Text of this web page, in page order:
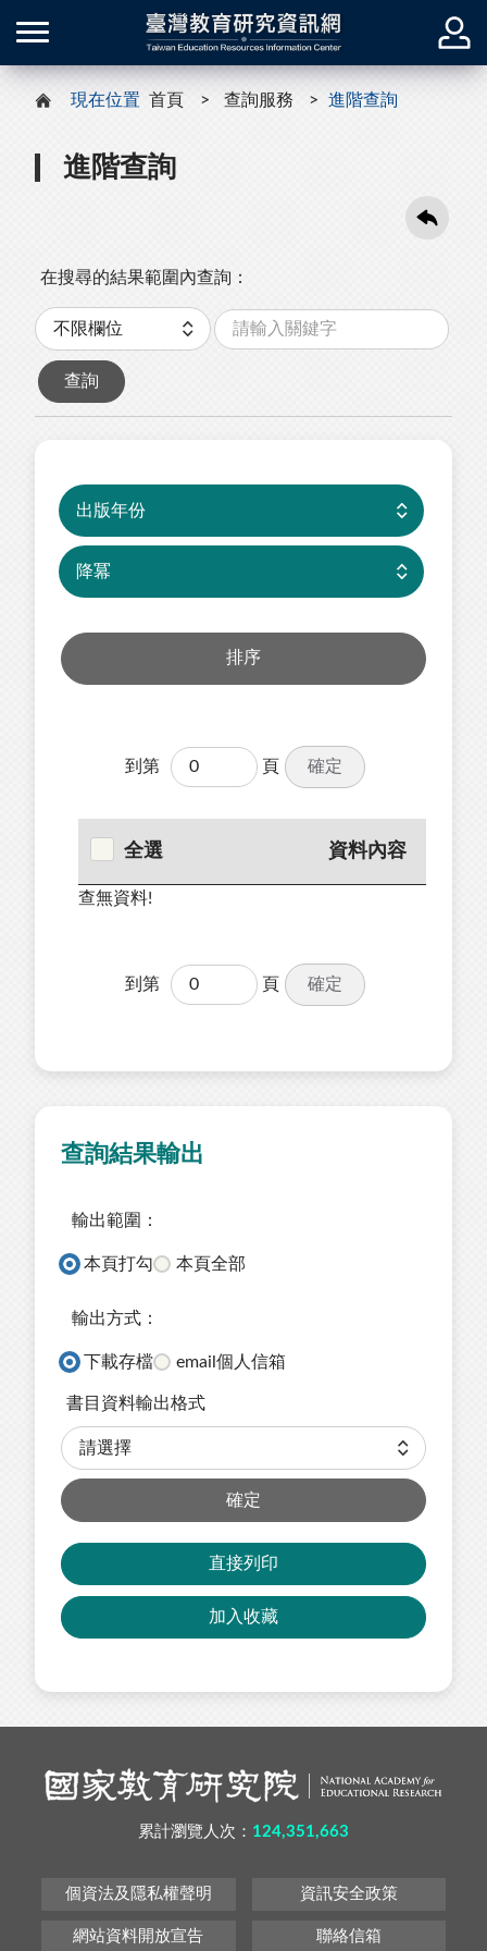
現在位置 首頁 查詢服務 進階查詢
進階查詢
在搜尋的結果範圍內查詢：
分
類
關
字
查詢
到第 頁 確定
全選 資料內容
查無資料!
到第 頁 確定
查詢結果輸出
輸出範圍：
本頁打勾 本頁全部
輸出方式：
下載存檔 email個人信箱
書目資料輸出格式
確定
直接列印
加入收藏
累計瀏覽人次： 124,351,663
個資法及隱私權聲明 資訊安全政策
網站資料開放宣告 聯絡信箱